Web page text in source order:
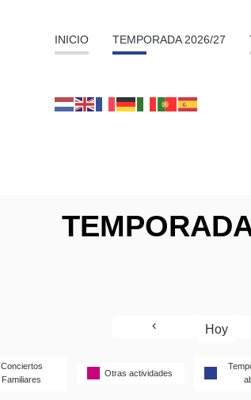
INICIO TEMPORADA 2026/27
Hoy
Conciertos
Familiares
Otras actividades